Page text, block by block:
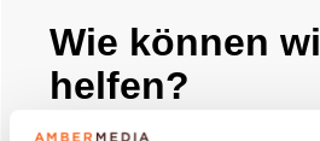
Wie können
helfen?
Ihr Name